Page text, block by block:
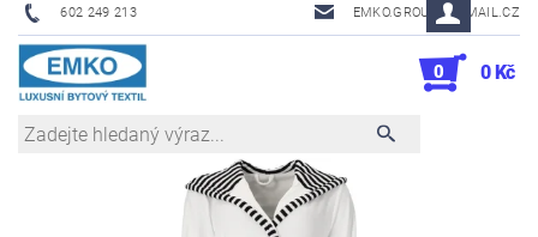
602 249 213 EMKO.GROUSL@EMAIL.CZ
0 0 Kč